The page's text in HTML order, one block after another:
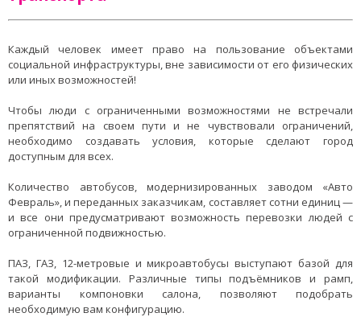
Каждый человек имеет право на пользование объектами
социальной инфраструктуры, вне зависимости от его физических
или иных возможностей!
Чтобы люди с ограниченными возможностями не встречали
препятствий на своем пути и не чувствовали ограничений,
необходимо создавать условия, которые сделают город
доступным для всех.
Количество автобусов, модернизированных заводом «Авто
Февраль», и переданных заказчикам, составляет сотни единиц —
и все они предусматривают возможность перевозки людей с
ограниченной подвижностью.
ПАЗ, ГАЗ, 12-метровые и микроавтобусы выступают базой для
такой модификации. Различные типы подъёмников и рамп,
варианты компоновки салона, позволяют подобрать
необходимую вам конфигурацию.